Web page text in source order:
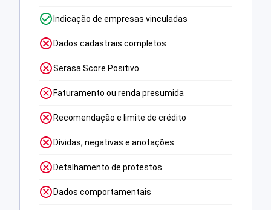
Indicação de empresas vinculadas
Dados cadastrais completos
Serasa Score Positivo
Faturamento ou renda presumida
Recomendação e limite de crédito
Dívidas, negativas e anotações
Detalhamento de protestos
Dados comportamentais